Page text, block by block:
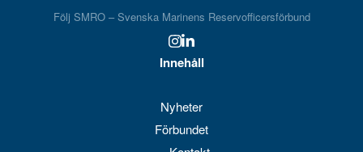
Följ SMRO – Svenska Marinens Reservofficersförbund
Innehåll
Nyheter
Förbundet